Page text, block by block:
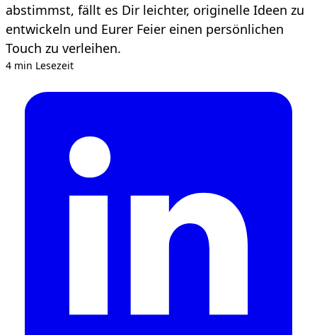
abstimmst, fällt es Dir leichter, originelle Ideen zu
entwickeln und Eurer Feier einen persönlichen
Touch zu verleihen.
4 min Lesezeit